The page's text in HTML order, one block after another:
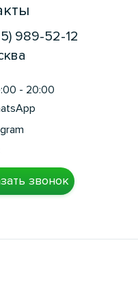
989-52-12
- 20:00
звонок